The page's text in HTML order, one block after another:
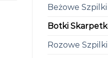
Beżowe Szpilki
Botki
Rozowe Szpilki